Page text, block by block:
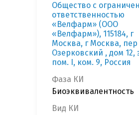
Общество с
ответственностью
«Велфарм» (ООО
«Велфарм»), 115184, г
Москва, г Москва, пер
Озерковский , дом 12,
пом. I, ком. 9, Россия
Фаза КИ
Биоэквивалентность
Вид КИ